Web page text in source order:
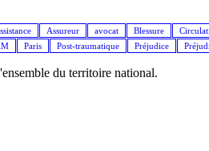
Assureur avocat Blessure
Paris Post-traumatique Préjudice
du territoire national.